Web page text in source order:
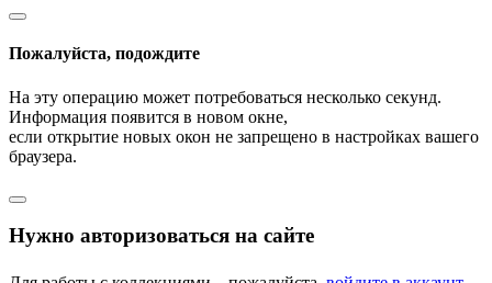
Пожалуйста, подождите
На эту операцию может потребоваться несколько секунд.
Информация появится в новом окне,
если открытие новых окон не запрещено в настройках вашего
браузера.
Нужно авторизоваться на сайте